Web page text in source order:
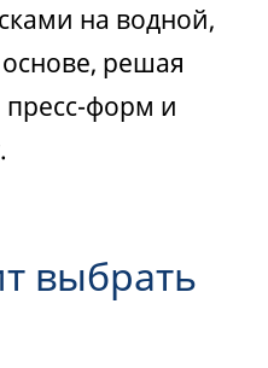
на водной,
решая
форм и
выбрать